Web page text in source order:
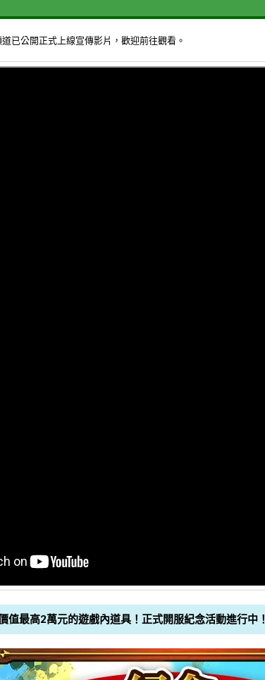
已公開正式上線宣傳影片，歡迎前往觀看。
值最高2萬元的遊戲內道具！正式開服紀念活動進行中！